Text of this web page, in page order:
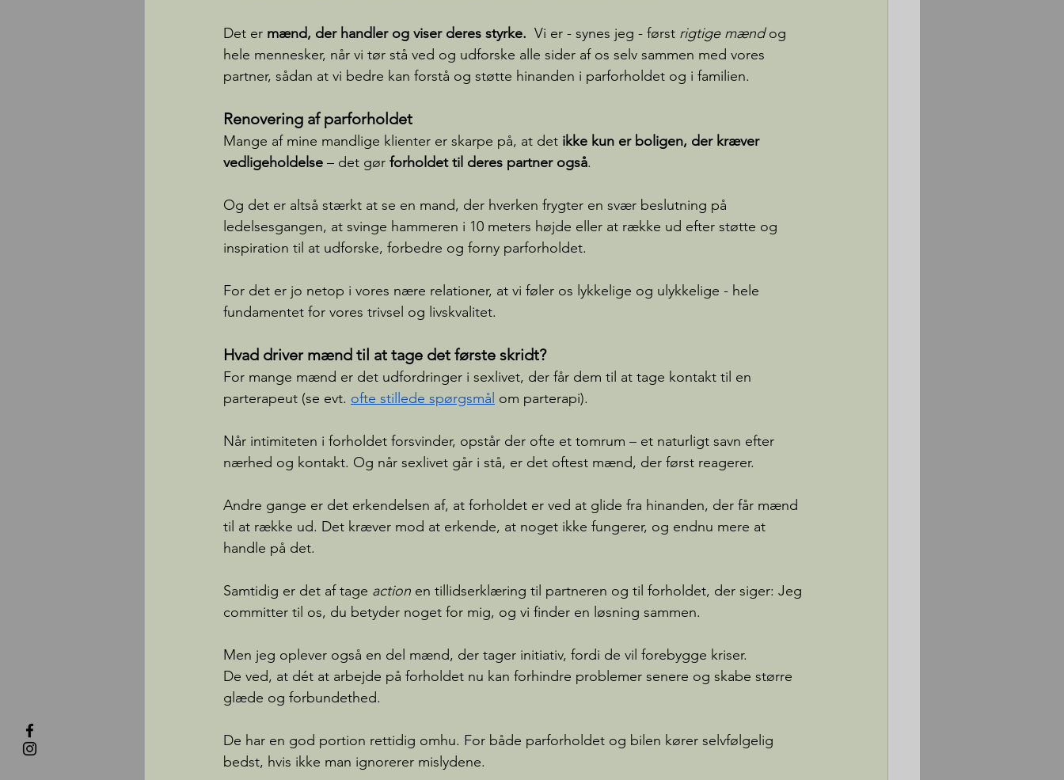
Det er mænd, der handler og viser deres styrke. Vi er - synes jeg - først rigtige mænd og
hele mennesker, når vi tør stå ved og udforske alle sider af os selv sammen med vores
partner, sådan at vi bedre kan forstå og støtte hinanden i parforholdet og i familien.
Renovering af parforholdet
Mange af mine mandlige klienter er skarpe på, at det ikke kun er boligen, der kræver
vedligeholdelse – det gør forholdet til deres partner også.
Og det er altså stærkt at se en mand, der hverken frygter en svær beslutning på
ledelsesgangen, at svinge hammeren i 10 meters højde eller at række ud efter støtte og
inspiration til at udforske, forbedre og forny parforholdet.
For det er jo netop i vores nære relationer, at vi føler os lykkelige og ulykkelige - hele
fundamentet for vores trivsel og livskvalitet.
Hvad driver mænd til at tage det første skridt?
For mange mænd er det udfordringer i sexlivet, der får dem til at tage kontakt til en
parterapeut (se evt. ofte stillede spørgsmål om parterapi).
Når intimiteten i forholdet forsvinder, opstår der ofte et tomrum – et naturligt savn efter
nærhed og kontakt. Og når sexlivet går i stå, er det oftest mænd, der først reagerer.
Andre gange er det erkendelsen af, at forholdet er ved at glide fra hinanden, der får mænd
til at række ud. Det kræver mod at erkende, at noget ikke fungerer, og endnu mere at
handle på det.
Samtidig er det af tage action en tillidserklæring til partneren og til forholdet, der siger: Jeg
committer til os, du betyder noget for mig, og vi finder en løsning sammen.
Men jeg oplever også en del mænd, der tager initiativ, fordi de vil forebygge kriser.
De ved, at dét at arbejde på forholdet nu kan forhindre problemer senere og skabe større
glæde og forbundethed.
De har en god portion rettidig omhu. For både parforholdet og bilen kører selvfølgelig
bedst, hvis ikke man ignorerer mislydene.